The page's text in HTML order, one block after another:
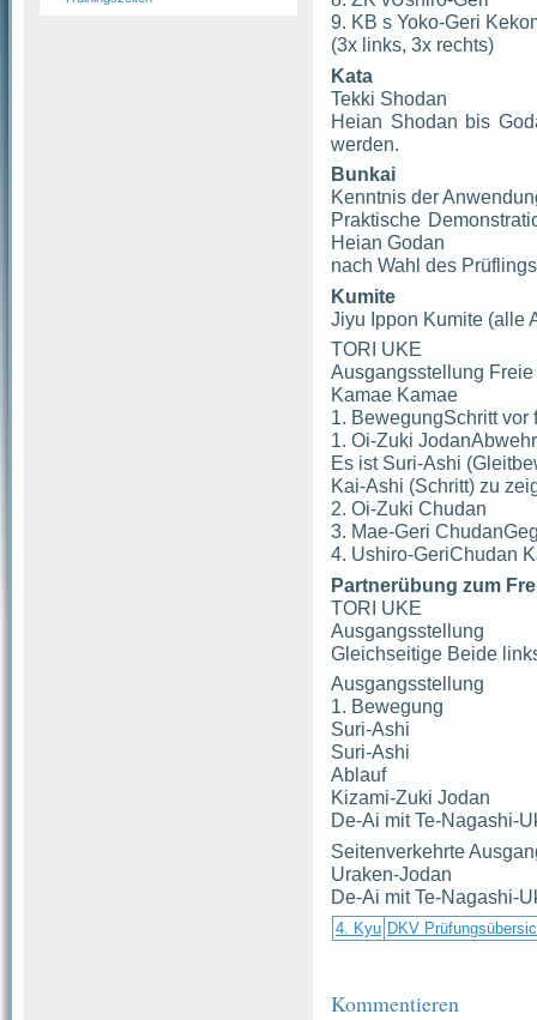
9. KB s Yoko-Geri
(3x links, 3x rechts)
Kata
Tekki Shodan
Heian Shodan bis
werden.
Bunkai
Kenntnis der
Praktische
Heian Godan
nach Wahl des
Kumite
Jiyu Ippon Kumite (alle
TORI UKE
Ausgangsstellung
Kamae Kamae
1. BewegungSchritt vor
1. Oi-Zuki
Es ist Suri-Ashi
Kai-Ashi (Schritt) zu
2. Oi-Zuki Chudan
3. Mae-Geri
4. Ushiro-GeriChudan
Partnerübung zum
TORI UKE
Ausgangsstellung
Gleichseitige Beide
Ausgangsstellung
1. Bewegung
Suri-Ashi
Suri-Ashi
Ablauf
Kizami-Zuki Jodan
De-Ai mit Te-Nagashi-
Seitenverkehrte
Uraken-Jodan
De-Ai mit Te-Nagashi-
4. Kyu DKV
Kommentieren